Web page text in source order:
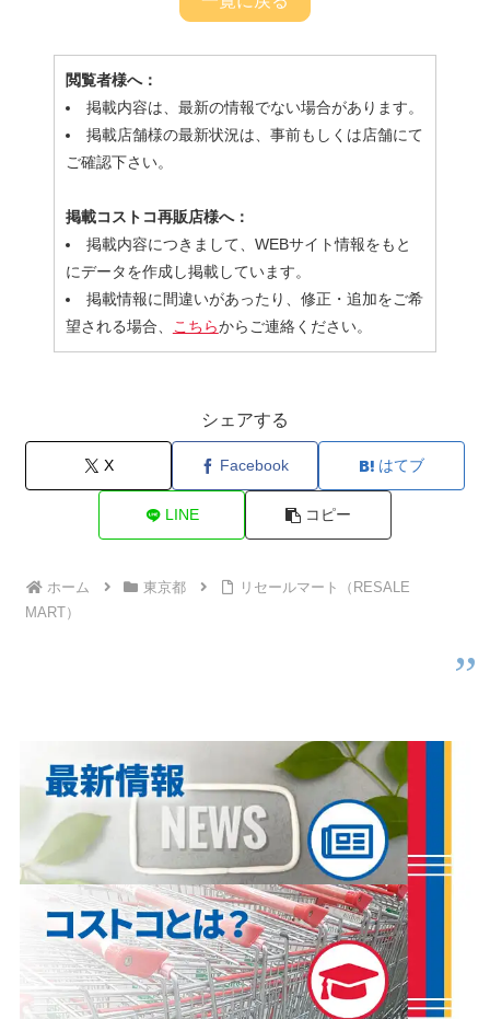
閲覧者様へ：
掲載内容は、最新の情報でない場合があります。
掲載店舗様の最新状況は、事前もしくは店舗にて
ご確認下さい。
掲載コストコ再販店様へ：
掲載内容につきまして、WEBサイト情報をもと
にデータを作成し掲載しています。
掲載情報に間違いがあったり、修正・追加をご希
望される場合、 こちらからご連絡ください。
シェアする
X Facebook はてブ
LINE コピー
ホーム 東京都
リセールマート（RESALE
MART）